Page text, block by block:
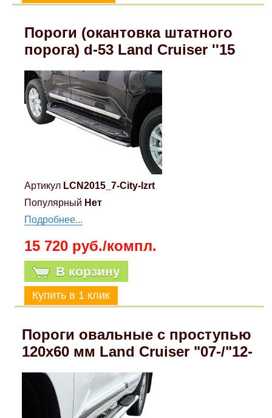
Пороги (окантовка штатного
порога) d-53 Land Cruiser ''15
Артикул LCN2015_7-City-lzrt
Популярный Нет
Подробнее...
15 720 руб./компл.
В корзину
Пороги овальные с проступью
120х60 мм Land Cruiser "07-/"12-